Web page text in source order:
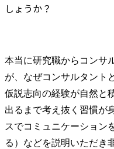
しょうか？
本当に研究職からコンサ
が、なぜコンサルタント
仮説志向の経験が自然と
出るまで考え抜く習慣が
スでコミュニケーション
る）などを説明いただき